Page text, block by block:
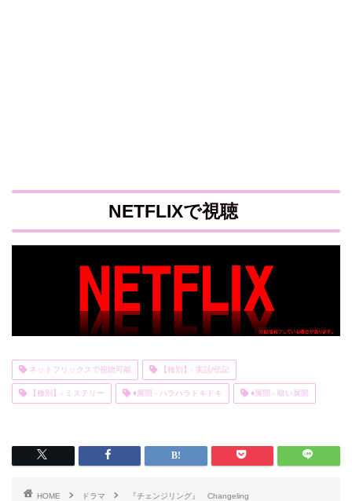
NETFLIXで視聴
ネットフリックスで視聴可能 【種別】- 実話/伝記
【種別】- ミステリー ♦展開 - ハラハラドキドキ ♦展開 - 暗い展開
HOME ドラマ 『チェンジリング』 Changeling